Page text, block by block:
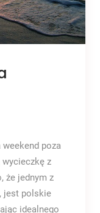
poza
wycieczkę z
że jednym z
jest polskie
idealnego